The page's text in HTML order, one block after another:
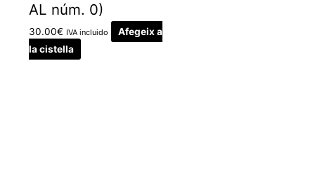
AL núm. 0)
30.00€ IVA incluido
Afegeix a
la cistella